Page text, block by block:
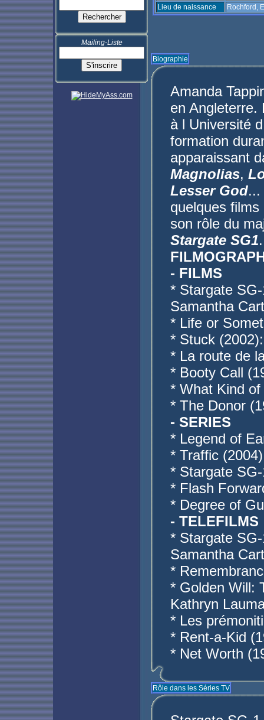
Mailing-Liste
Lieu de naissance
Rochford,
Biographie
Amanda
en Angleterre.
à l Université
formation
apparaissant
Magnolias,
Lesser God...
quelques
son rôle du
Stargate SG1.
- FILMS
* Stargate
Samantha
* Life or
* Stuck
* La route de
* Booty Call
* What Kind
* The Donor
- SERIES
* Legend of
* Traffic (2004)
* Stargate
* Flash
* Degree of
- TELEFILMS
* Stargate
Samantha
*
* Golden Will:
Kathryn
* Les
* Rent-a-Kid
* Net Worth
Rôle dans les Séries TV